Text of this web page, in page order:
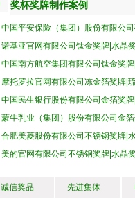
奖杯奖牌制作案例
中国平安保险（集团）股份有限公
诺基亚官网有限公司钛金奖牌|水晶
中国南方航空集团有限公司钛金奖
摩托罗拉官网有限公司冻金箔奖牌|
中国民生银行股份有限公司金箔奖
蒙牛乳业（集团）股份有限公司金
合肥美菱股份有限公司不锈钢奖牌|
美的官网有限公司不锈钢奖牌|水晶
诚信奖品 先进集体